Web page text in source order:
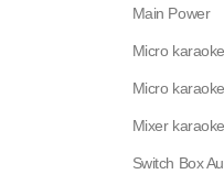
Main Power
Micro karaoke
Micro
Mixer karaoke
Switch Box